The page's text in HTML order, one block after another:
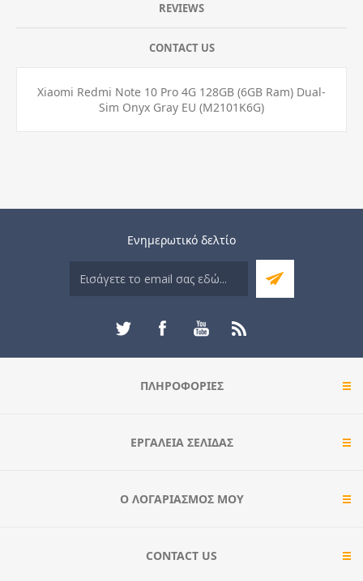
REVIEWS
CONTACT US
Xiaomi Redmi Note 10 Pro 4G 128GB (6GB Ram) Dual-
Sim Onyx Gray EU (M2101K6G)
Ενημερωτικό δελτίο
ΠΛΗΡΟΦΟΡΊΕΣ
ΕΡΓΑΛΕΊΑ ΣΕΛΊΔΑΣ
Ο ΛΟΓΑΡΙΑΣΜΌΣ ΜΟΥ
CONTACT US